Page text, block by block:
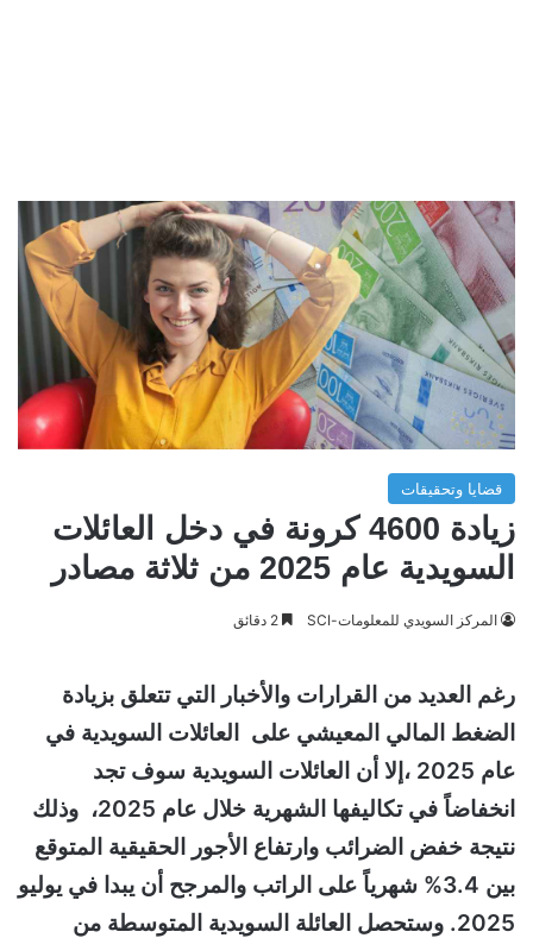
قضايا وتحقيقات
زيادة 4600 كرونة في دخل العائلات
السويدية عام 2025 من ثلاثة مصادر
المركز السويدي للمعلومات-SCI
رغم العديد من القرارات والأخبار التي تتعلق بزيادة
الضغط المالي المعيشي على العائلات السويدية في
عام 2025 ،إلا أن العائلات السويدية سوف تجد
انخفاضاً في تكاليفها الشهرية خلال عام 2025، وذلك
نتيجة خفض الضرائب وارتفاع الأجور الحقيقية المتوقع
بين 3.4% شهرياً على الراتب والمرجح أن يبدا في يوليو
2025. وستحصل العائلة السويدية المتوسطة من